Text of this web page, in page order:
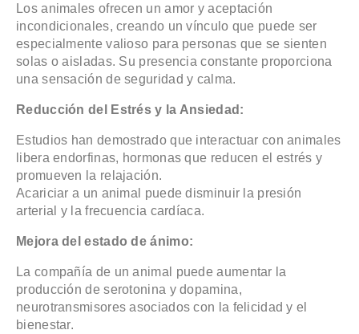
Los animales ofrecen un amor y aceptación
incondicionales, creando un vínculo que puede ser
especialmente valioso para personas que se sienten
solas o aisladas. Su presencia constante proporciona
una sensación de seguridad y calma.
Reducción del Estrés y la Ansiedad:
Estudios han demostrado que interactuar con animales
libera endorfinas, hormonas que reducen el estrés y
promueven la relajación.
Acariciar a un animal puede disminuir la presión
arterial y la frecuencia cardíaca.
Mejora del estado de ánimo:
La compañía de un animal puede aumentar la
producción de serotonina y dopamina,
neurotransmisores asociados con la felicidad y el
bienestar.